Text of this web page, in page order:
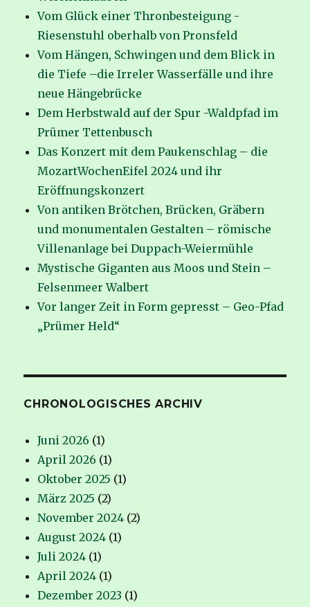
Vom Glück einer Thronbesteigung -
Riesenstuhl oberhalb von Pronsfeld
Vom Hängen, Schwingen und dem Blick in
die Tiefe –die Irreler Wasserfälle und ihre
neue Hängebrücke
Dem Herbstwald auf der Spur -Waldpfad im
Prümer Tettenbusch
Das Konzert mit dem Paukenschlag – die
MozartWochenEifel 2024 und ihr
Eröffnungskonzert
Von antiken Brötchen, Brücken, Gräbern
und monumentalen Gestalten – römische
Villenanlage bei Duppach-Weiermühle
Mystische Giganten aus Moos und Stein –
Felsenmeer Walbert
Vor langer Zeit in Form gepresst – Geo-Pfad
„Prümer Held“
CHRONOLOGISCHES ARCHIV
Juni 2026 (1)
April 2026 (1)
Oktober 2025 (1)
März 2025 (2)
November 2024 (2)
August 2024 (1)
Juli 2024 (1)
April 2024 (1)
Dezember 2023 (1)